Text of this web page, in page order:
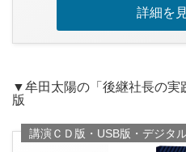
詳細を
▼牟田太陽の「後継社長の実
版
講演ＣＤ版・USB版・デジタ